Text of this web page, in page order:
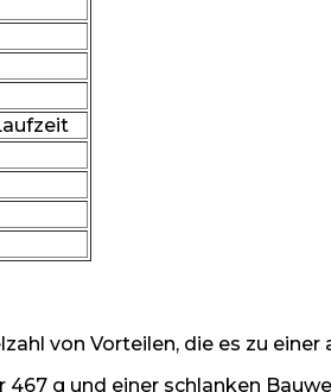
von Vorteilen, die es zu
467 g und einer schlanken